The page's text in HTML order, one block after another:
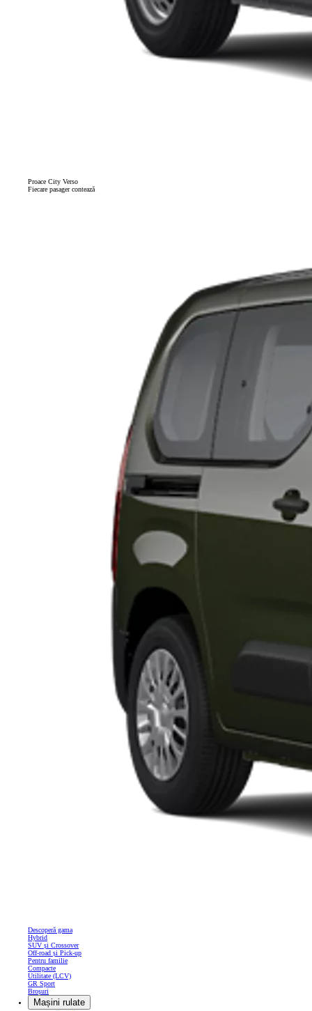
Proace City Verso
Fiecare pasager contează
Descoperă gama
Hybrid
SUV și Crossover
Off-road și Pick-up
Pentru familie
Compacte
Utilitate (LCV)
GR Sport
Broșuri
Mașini rulate